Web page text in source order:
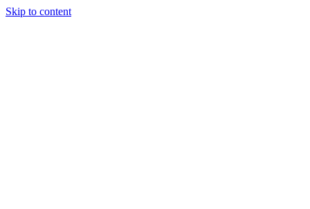
Skip to content